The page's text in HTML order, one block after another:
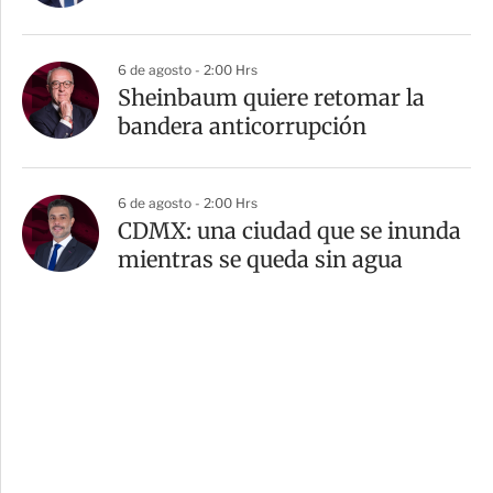
6 de agosto - 2:00 Hrs
Sheinbaum quiere retomar la
bandera anticorrupción
6 de agosto - 2:00 Hrs
CDMX: una ciudad que se inunda
mientras se queda sin agua